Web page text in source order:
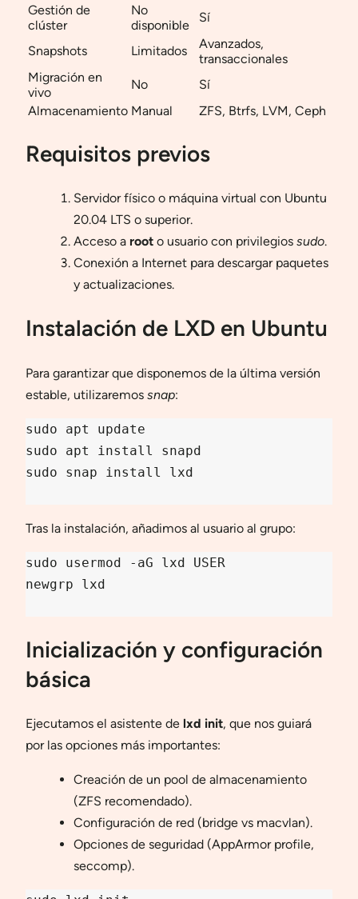
Gestión de
clúster
No
disponible
Sí
Snapshots Limitados
Avanzados,
transaccionales
Migración en
vivo
No
Sí
Almacenamiento Manual ZFS, Btrfs, LVM, Ceph
Requisitos previos
Servidor físico o máquina virtual con Ubuntu
20.04 LTS o superior.
Acceso a root o usuario con privilegios sudo.
Conexión a Internet para descargar paquetes
y actualizaciones.
Instalación de LXD en Ubuntu
Para garantizar que disponemos de la última versión
estable, utilizaremos snap:
sudo apt update
sudo apt install snapd
sudo snap install lxd
Tras la instalación, añadimos al usuario al grupo:
sudo usermod -aG lxd USER
newgrp lxd
Inicialización y configuración
básica
Ejecutamos el asistente de lxd init, que nos guiará
por las opciones más importantes:
Creación de un pool de almacenamiento
(ZFS recomendado).
Configuración de red (bridge vs macvlan).
Opciones de seguridad (AppArmor profile,
seccomp).